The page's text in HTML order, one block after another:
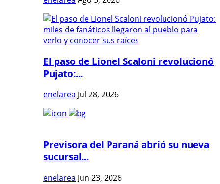
El paso de Lionel Scaloni revolucionó
Pujato:...
enelarea Jul 28, 2026
Previsora del Paraná abrió su nueva
sucursal...
enelarea Jun 23, 2026